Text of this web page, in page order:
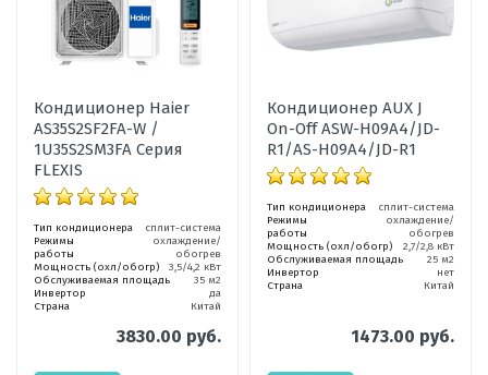
Кондиционер Haier
AS35S2SF2FA-W /
1U35S2SM3FA Серия
FLEXIS
Тип кондиционера
сплит-система
Режимы
работы
охлаждение/
обогрев
Мощность (охл/обогр)
3,5/4,2 кВт
Обслуживаемая площадь
35 м2
Инвертор
да
Страна
Китай
3830.00 руб.
Кондиционер AUX J
On-Off ASW-H09A4/JD-
R1/AS-H09A4/JD-R1
Тип кондиционера
сплит-система
Режимы
работы
охлаждение/
обогрев
Мощность (охл/обогр)
2,7/2,8 кВт
Обслуживаемая площадь
25 м2
Инвертор
нет
Страна
Китай
1473.00 руб.